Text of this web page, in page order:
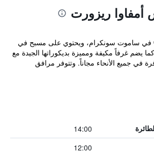
ريزورت
يقع Grace Amphawa في ساموت سونكرام، ويحتوي على مسبح في
يضم غرفاً مكيفة ومميزة بديكوراتها الجيدة مع
في جميع الأنحاء مجاناً. وتتوفر مرافق
14:00
12:00